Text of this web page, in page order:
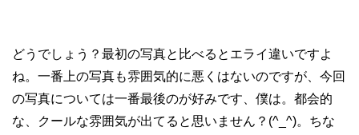
どうでしょう？最初の写真と比べるとエライ違いですよ
ね。一番上の写真も雰囲気的に悪くはないのですが、今回
の写真については一番最後のが好みです、僕は。都会的
な、クールな雰囲気が出てると思いません？(^_^)。ちな